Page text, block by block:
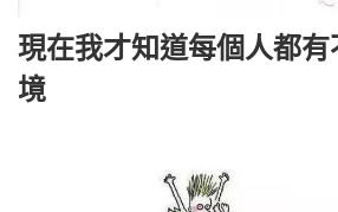
現在我才知道每個人都有
境